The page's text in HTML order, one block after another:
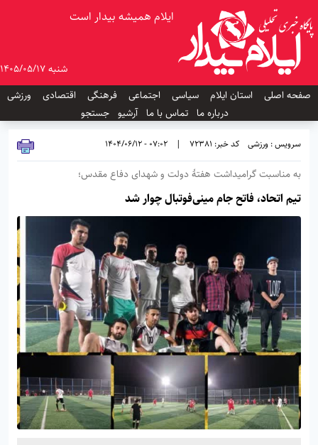
ایلام همیشه بیدار است
شنبه 1405/05/17
صفحه اصلی
استان ایلام سیاسی اجتماعی فرهنگی اقتصادی
ورزشی
درباره ما تماس با ما آرشیو جستجو
سرویس : ورزشی کد خبر: 72381 |
07:02 - 1404/06/12
به مناسبت گرامیداشت هفتهٔ دولت و شهدای دفاع مقدس؛
تیم اتحاد، فاتح جام مینی‌فوتبال چوار شد